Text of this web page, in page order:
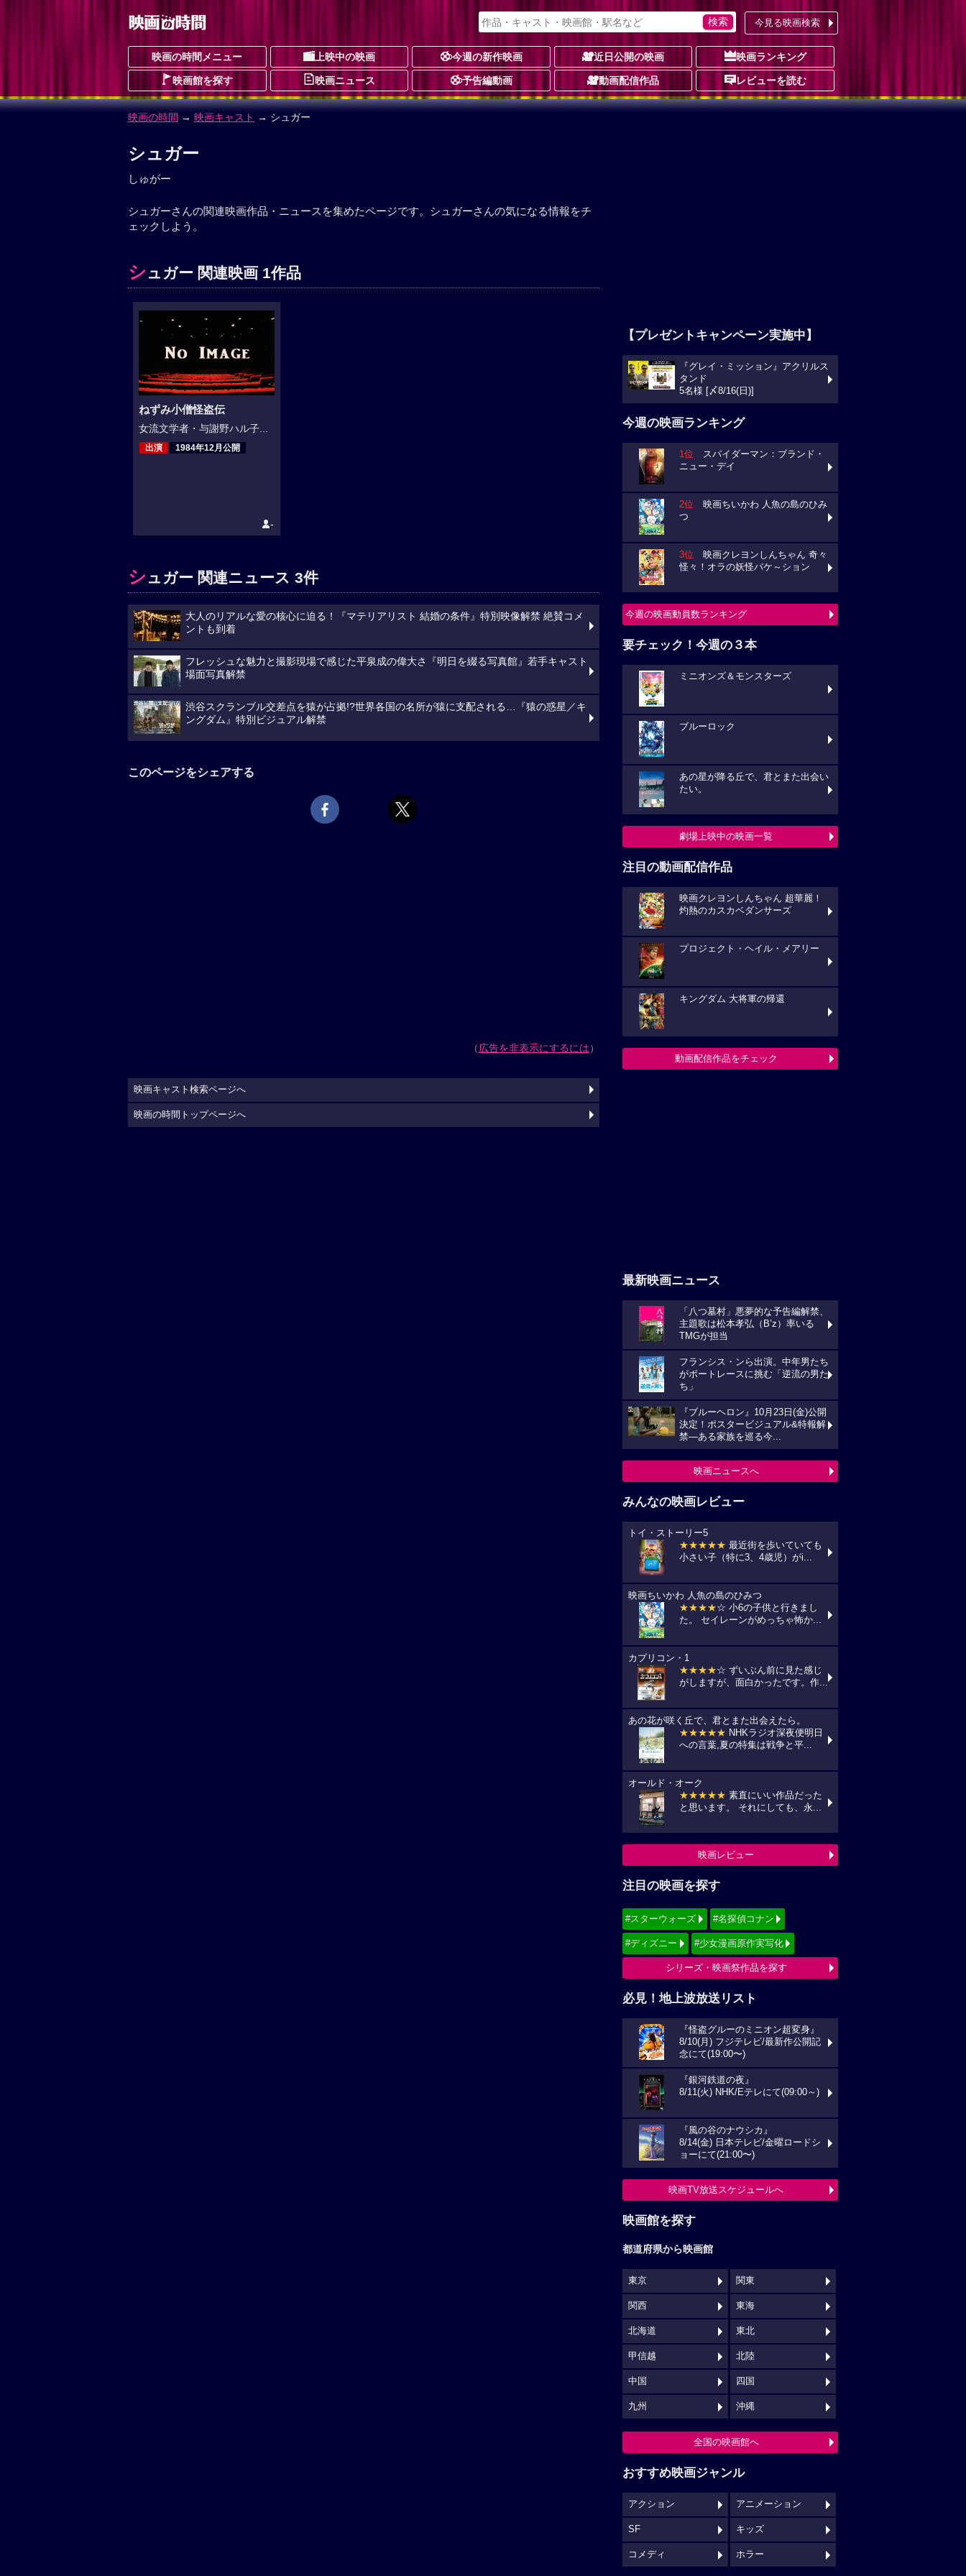
今見る映画検索
映画の時間メニュー 上映中の映画 今週の新作映画 近日公開の映画 映画ランキング
映画館を探す 映画ニュース 予告編動画 動画配信作品 レビューを読む
映画の時間 → 映画キャスト → シュガー
シュガー
しゅがー
シュガーさんの関連映画作品・ニュースを集めたページです。シュガーさんの気になる情報をチ
ェックしよう。
シ ュガー 関連映画 1作品
ねずみ小僧怪盗伝
女流文学者・与謝野ハル子...
出演 1984年12月公開
-
シ ュガー 関連ニュース 3件
大人のリアルな愛の核心に迫る！『マテリアリスト 結婚の条件』特別映像解禁 絶賛コメ
ントも到着
フレッシュな魅力と撮影現場で感じた平泉成の偉大さ『明日を綴る写真館』若手キャスト
場面写真解禁
渋谷スクランブル交差点を猿が占拠!?世界各国の名所が猿に支配される…『猿の惑星／キ
ングダム』特別ビジュアル解禁
このページをシェアする
（広告を非表示にするには）
【プレゼントキャンペーン実施中】
『グレイ・ミッション』アクリルス
タンド
5名様 [〆8/16(日)]
今週の映画ランキング
1位 スパイダーマン：ブランド・
ニュー・デイ
2位 映画ちいかわ 人魚の島のひみ
つ
3位 映画クレヨンしんちゃん 奇々
怪々！オラの妖怪バケ～ション
今週の映画動員数ランキング
要チェック！今週の３本
ミニオンズ＆モンスターズ
ブルーロック
あの星が降る丘で、君とまた出会い
たい。
劇場上映中の映画一覧
注目の動画配信作品
映画クレヨンしんちゃん 超華麗！
灼熱のカスカベダンサーズ
プロジェクト・ヘイル・メアリー
キングダム 大将軍の帰還
動画配信作品をチェック
最新映画ニュース
「八つ墓村」悪夢的な予告編解禁、
主題歌は松本孝弘（B’z）率いる
TMGが担当
フランシス・ンら出演。中年男たち
がボートレースに挑む「逆流の男た
ち」
『ブルーヘロン』10月23日(金)公開
決定！ポスタービジュアル&特報解
禁―ある家族を巡る今...
映画ニュースへ
みんなの映画レビュー
トイ・ストーリー5
★★★★★ 最近街を歩いていても
小さい子（特に3、4歳児）がi...
映画ちいかわ 人魚の島のひみつ
★★★★☆ 小6の子供と行きまし
た。 セイレーンがめっちゃ怖か...
カプリコン・1
★★★★☆ ずいぶん前に見た感じ
がしますが、面白かったです。作...
あの花が咲く丘で、君とまた出会えたら。
★★★★★ NHKラジオ深夜便明日
への言葉,夏の特集は戦争と平...
オールド・オーク
★★★★★ 素直にいい作品だった
と思います。 それにしても、永...
映画レビュー
注目の映画を探す
#スターウォーズ #名探偵コナン
#ディズニー #少女漫画原作実写化
シリーズ・映画祭作品を探す
必見！地上波放送リスト
『怪盗グルーのミニオン超変身』
8/10(月) フジテレビ/最新作公開記
念にて(19:00〜)
『銀河鉄道の夜』
8/11(火) NHK/Eテレにて(09:00～)
『風の谷のナウシカ』
8/14(金) 日本テレビ/金曜ロードシ
ョーにて(21:00〜)
映画TV放送スケジュールへ
映画館を探す
都道府県から映画館
東京 関東
関西 東海
北海道 東北
甲信越 北陸
中国 四国
九州 沖縄
全国の映画館へ
おすすめ映画ジャンル
アクション アニメーション
SF キッズ
コメディ ホラー
映画キャスト検索ページへ
映画の時間トップページへ